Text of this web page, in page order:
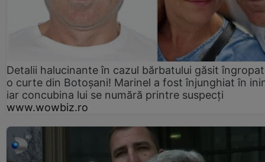
Detalii halucinante în cazul bărbatului găsit
o curte din Botoșani! Marinel a fost înjunghiat în
iar concubina lui se numără printre suspecți
www.wowbiz.ro